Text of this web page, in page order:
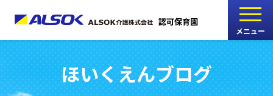
認可保育園
メニュー
こどもの家
志木中宗岡保育園
ほいくえんブログ